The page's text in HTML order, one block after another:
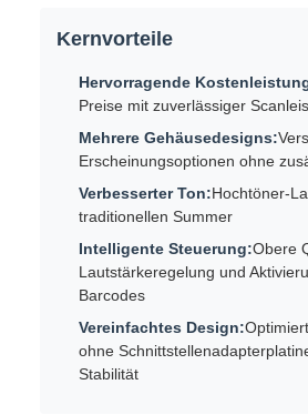
Kernvorteile
Hervorragende
Preise mit zuverlässiger
Mehrere Gehäusedesigns:
Erscheinungsoptionen ohne
Verbesserter Ton:Hochtöner-
traditionellen Summer
Intelligente Steuerung:Obere
Lautstärkeregelung und
Barcodes
Vereinfachtes Design:
ohne
Stabilität